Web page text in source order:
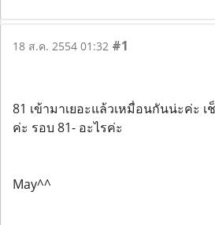
18 ส.ค. 2554 01:32 #1
81 เข้ามาเยอะแล้วเหมื่อนกันน่ะค่ะ เ
ค่ะ รอบ 81- อะไรค่ะ
May^^